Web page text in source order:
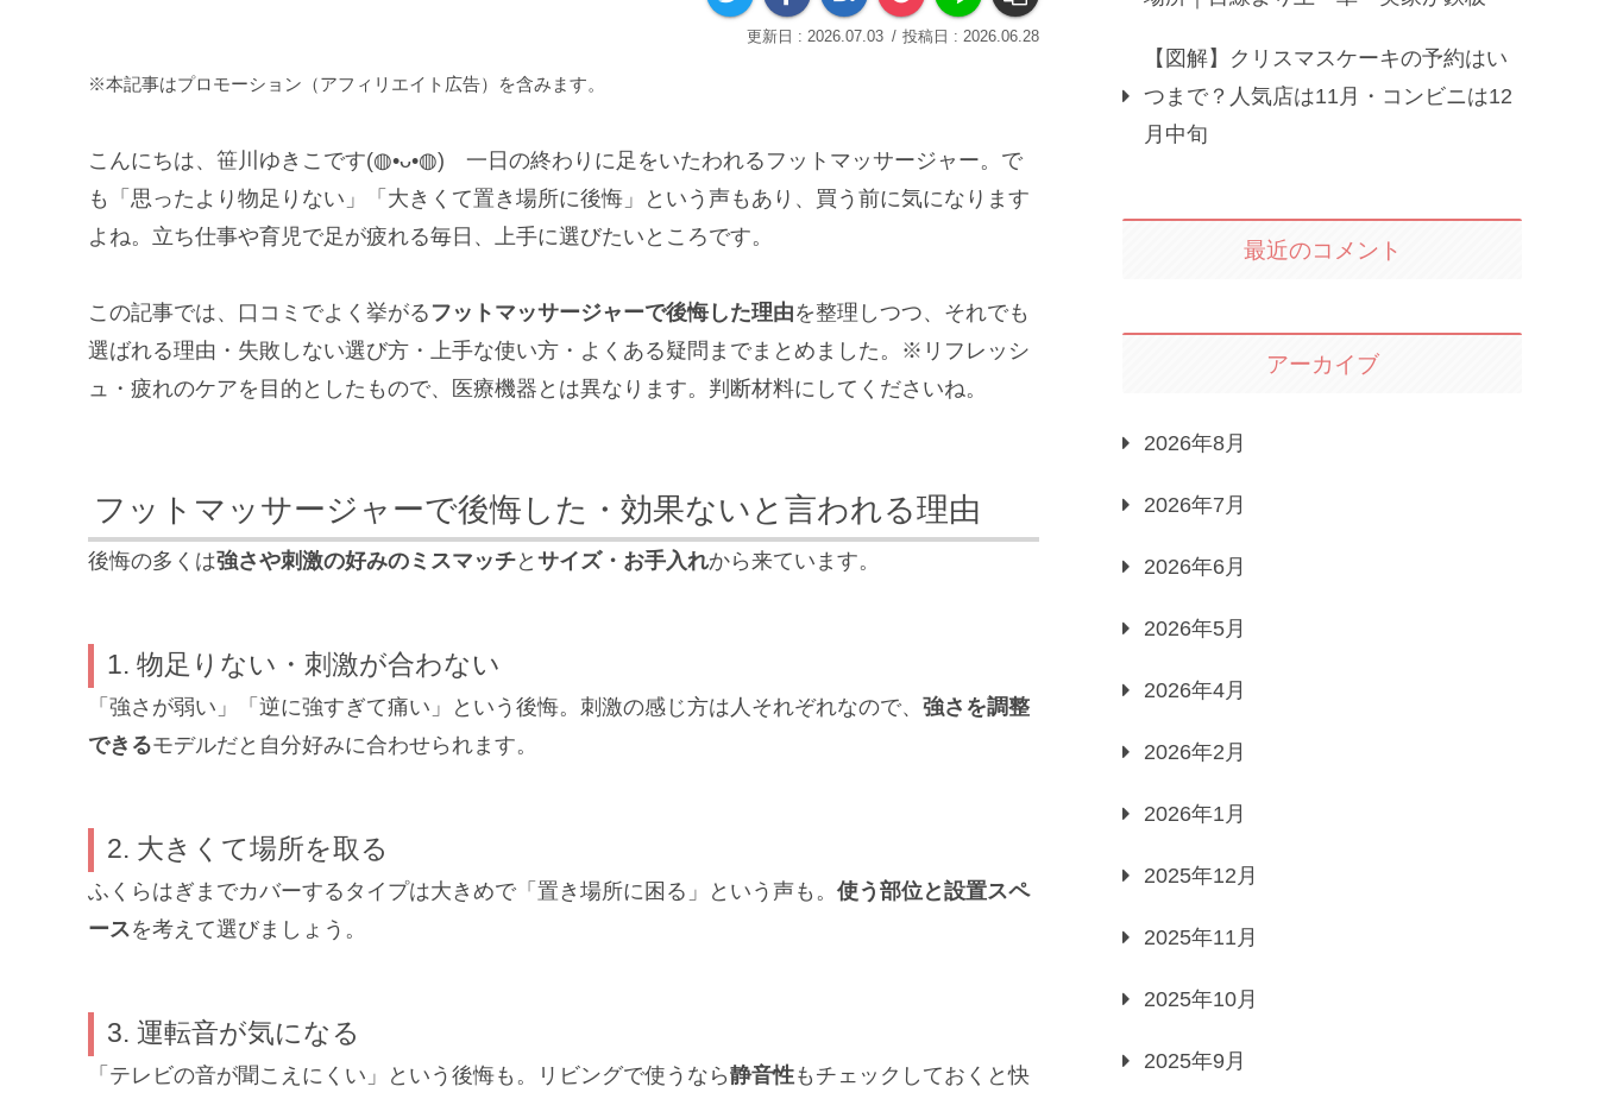
2026.07.03 2026.06.28
※本記事はプロモーション（アフィリエイト広告）を含みます。
こんにちは、笹川ゆきこです(◍•ᴗ•◍) 一日の終わりに足をいたわれるフットマッサージャー。で
も「思ったより物足りない」「大きくて置き場所に後悔」という声もあり、買う前に気になります
よね。立ち仕事や育児で足が疲れる毎日、上手に選びたいところです。
この記事では、口コミでよく挙がる フットマッサージャーで後悔した理由を整理しつつ、それでも
選ばれる理由・失敗しない選び方・上手な使い方・よくある疑問までまとめました。※リフレッシ
ュ・疲れのケアを目的としたもので、医療機器とは異なります。判断材料にしてくださいね。
フットマッサージャーで後悔した・効果ないと言われる理由
後悔の多くは強さや刺激の好みのミスマッチと サイズ・お手入れから来ています。
1. 物足りない・刺激が合わない
「強さが弱い」「逆に強すぎて痛い」という後悔。刺激の感じ方は人それぞれなので、 強さを調整
できるモデルだと自分好みに合わせられます。
2. 大きくて場所を取る
ふくらはぎまでカバーするタイプは大きめで「置き場所に困る」という声も。 使う部位と設置スペ
ースを考えて選びましょう。
3. 運転音が気になる
「テレビの音が聞こえにくい」という後悔も。リビングで使うなら静音性もチェックしておくと快
【図解】クリスマスケーキの予約はい
つまで？人気店は11月・コンビニは12
月中旬
最近のコメント
アーカイブ
2026年8月
2026年7月
2026年6月
2026年5月
2026年4月
2026年2月
2026年1月
2025年12月
2025年11月
2025年10月
2025年9月